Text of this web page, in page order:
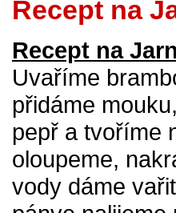
Recept na
Recept na
Uvaříme
přidáme
pepř a tvoříme
oloupeme,
vody dáme